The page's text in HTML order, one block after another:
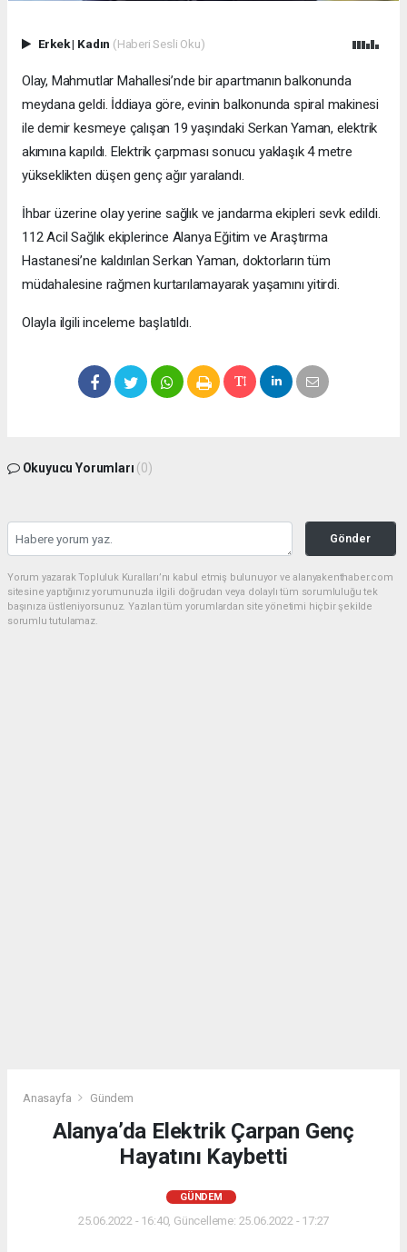
Erkek| Kadın (Haberi Sesli Oku)
Olay, Mahmutlar Mahallesi’nde bir apartmanın balkonunda
meydana geldi. İddiaya göre, evinin balkonunda spiral makinesi
ile demir kesmeye çalışan 19 yaşındaki Serkan Yaman, elektrik
akımına kapıldı. Elektrik çarpması sonucu yaklaşık 4 metre
yükseklikten düşen genç ağır yaralandı.
İhbar üzerine olay yerine sağlık ve jandarma ekipleri sevk edildi.
112 Acil Sağlık ekiplerince Alanya Eğitim ve Araştırma
Hastanesi’ne kaldırılan Serkan Yaman, doktorların tüm
müdahalesine rağmen kurtarılamayarak yaşamını yitirdi.
Olayla ilgili inceleme başlatıldı.
Okuyucu Yorumları (0)
Gönder
Yorum yazarak Topluluk Kuralları’nı kabul etmiş bulunuyor ve alanyakenthaber.com
sitesine yaptığınız yorumunuzla ilgili doğrudan veya dolaylı tüm sorumluluğu tek
başınıza üstleniyorsunuz. Yazılan tüm yorumlardan site yönetimi hiçbir şekilde
sorumlu tutulamaz.
Anasayfa Gündem
Alanya’da Elektrik Çarpan Genç
Hayatını Kaybetti
GÜNDEM
25.06.2022 - 16:40, Güncelleme: 25.06.2022 - 17:27